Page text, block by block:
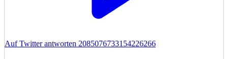
Auf Twitter antworten 2085076733154226266